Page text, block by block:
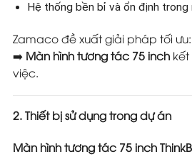
Hệ thống bền bỉ và ổn định
Zamaco đề xuất giải pháp tối ưu:
➡️ Màn hình tương tác 75 inch
việc.
2. Thiết bị sử dụng trong dự án
Màn hình tương tác 75 inch